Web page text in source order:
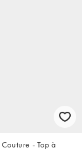
- Top à